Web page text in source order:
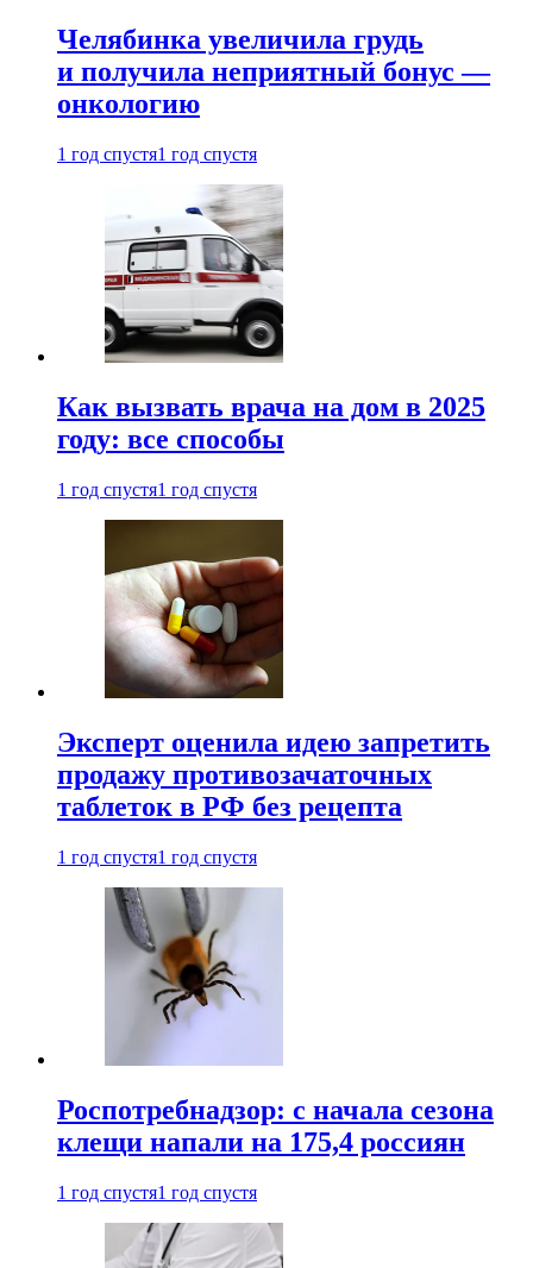
Челябинка увеличила грудь
и получила неприятный бонус —
онкологию
1 год спустя1 год спустя
Как вызвать врача на дом в 2025
году: все способы
1 год спустя1 год спустя
Эксперт оценила идею запретить
продажу противозачаточных
таблеток в РФ без рецепта
1 год спустя1 год спустя
Роспотребнадзор: с начала сезона
клещи напали на 175,4 россиян
1 год спустя1 год спустя